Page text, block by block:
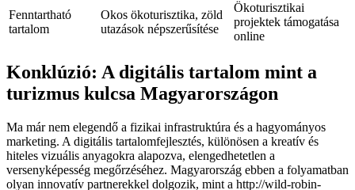
Fenntartható
tartalom
Okos ökoturisztika, zöld
utazások népszerűsítése
Ökoturisztikai
projektek támogatása
online
Konklúzió: A digitális tartalom mint a
turizmus kulcsa Magyarországon
Ma már nem elegendő a fizikai infrastruktúra és a hagyományos
marketing. A digitális tartalomfejlesztés, különösen a kreatív és
hiteles vizuális anyagokra alapozva, elengedhetetlen a
versenyképesség megőrzéséhez. Magyarország ebben a folyamatban
olyan innovatív partnerekkel dolgozik, mint a http://wild-robin-